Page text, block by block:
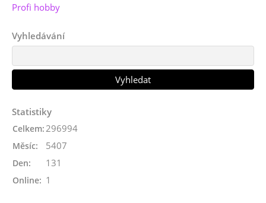
Profi hobby
Vyhledávání
Statistiky
Online: 1
Celkem: 296994
Měsíc: 5407
Den: 131